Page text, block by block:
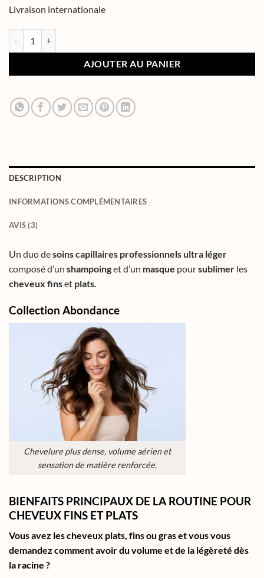
Livraison internationale
AJOUTER AU PANIER
DESCRIPTION
INFORMATIONS COMPLÉMENTAIRES
AVIS (3)
Un duo desoins capillaires professionnelsultra léger
composé d’un shampoinget d’un masque poursublimer les
cheveux finset plats.
Collection Abondance
Chevelure plus dense, volume aérien et
sensation de matière renforcée.
BIENFAITS PRINCIPAUX DE LA ROUTINE POUR
CHEVEUX FINS ET PLATS
Vous avez lescheveux plats, finsou graset vous vous
demandez comment avoir du volume et de la légèreté dès
la racine ?